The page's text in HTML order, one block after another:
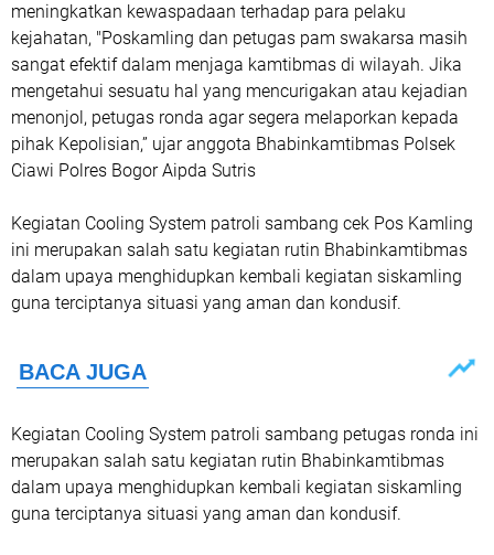
meningkatkan kewaspadaan terhadap para pelaku
kejahatan, "Poskamling dan petugas pam swakarsa masih
sangat efektif dalam menjaga kamtibmas di wilayah. Jika
mengetahui sesuatu hal yang mencurigakan atau kejadian
menonjol, petugas ronda agar segera melaporkan kepada
pihak Kepolisian,” ujar anggota Bhabinkamtibmas Polsek
Ciawi Polres Bogor Aipda Sutris
Kegiatan Cooling System patroli sambang cek Pos Kamling
ini merupakan salah satu kegiatan rutin Bhabinkamtibmas
dalam upaya menghidupkan kembali kegiatan siskamling
guna terciptanya situasi yang aman dan kondusif.
Kegiatan Cooling System patroli sambang petugas ronda ini
merupakan salah satu kegiatan rutin Bhabinkamtibmas
dalam upaya menghidupkan kembali kegiatan siskamling
guna terciptanya situasi yang aman dan kondusif.